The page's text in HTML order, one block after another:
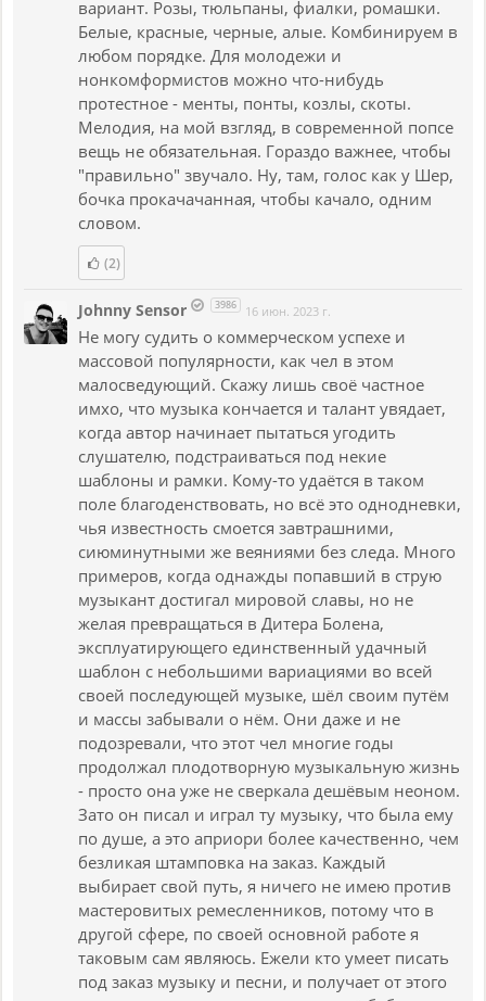
вариант. Розы, тюльпаны, фиалки, ромашки.
Белые, красные, черные, алые. Комбинируем в
любом порядке. Для молодежи и
нонкомформистов можно что-нибудь
протестное - менты, понты, козлы, скоты.
Мелодия, на мой взгляд, в современной попсе
вещь не обязательная. Гораздо важнее, чтобы
"правильно" звучало. Ну, там, голос как у Шер,
бочка прокачачанная, чтобы качало, одним
словом.
(2)
Johnny Sensor 3986 16 июн. 2023 г.
Не могу судить о коммерческом успехе и
массовой популярности, как чел в этом
малосведующий. Скажу лишь своё частное
имхо, что музыка кончается и талант увядает,
когда автор начинает пытаться угодить
слушателю, подстраиваться под некие
шаблоны и рамки. Кому-то удаётся в таком
поле благоденствовать, но всё это однодневки,
чья известность смоется завтрашними,
сиюминутными же веяниями без следа. Много
примеров, когда однажды попавший в струю
музыкант достигал мировой славы, но не
желая превращаться в Дитера Болена,
эксплуатирующего единственный удачный
шаблон с небольшими вариациями во всей
своей последующей музыке, шёл своим путём
и массы забывали о нём. Они даже и не
подозревали, что этот чел многие годы
продолжал плодотворную музыкальную жизнь
- просто она уже не сверкала дешёвым неоном.
Зато он писал и играл ту музыку, что была ему
по душе, а это априори более качественно, чем
безликая штамповка на заказ. Каждый
выбирает свой путь, я ничего не имею против
мастеровитых ремесленников, потому что в
другой сфере, по своей основной работе я
таковым сам являюсь. Ежели кто умеет писать
под заказ музыку и песни, и получает от этого